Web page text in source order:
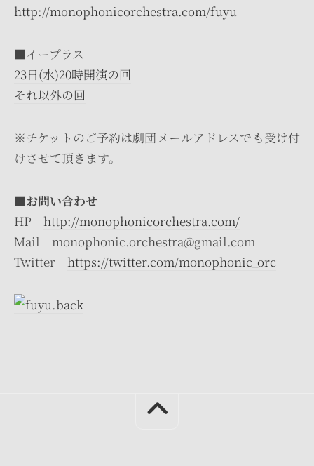
http://monophonicorchestra.com/fuyu
■イープラス
23日(水)20時開演の回
それ以外の回
※チケットのご予約は劇団メールアドレスでも受け付
けさせて頂きます。
■お問い合わせ
HP http://monophonicorchestra.com/
Mail monophonic.orchestra@gmail.com
Twitter https://twitter.com/monophonic_orc